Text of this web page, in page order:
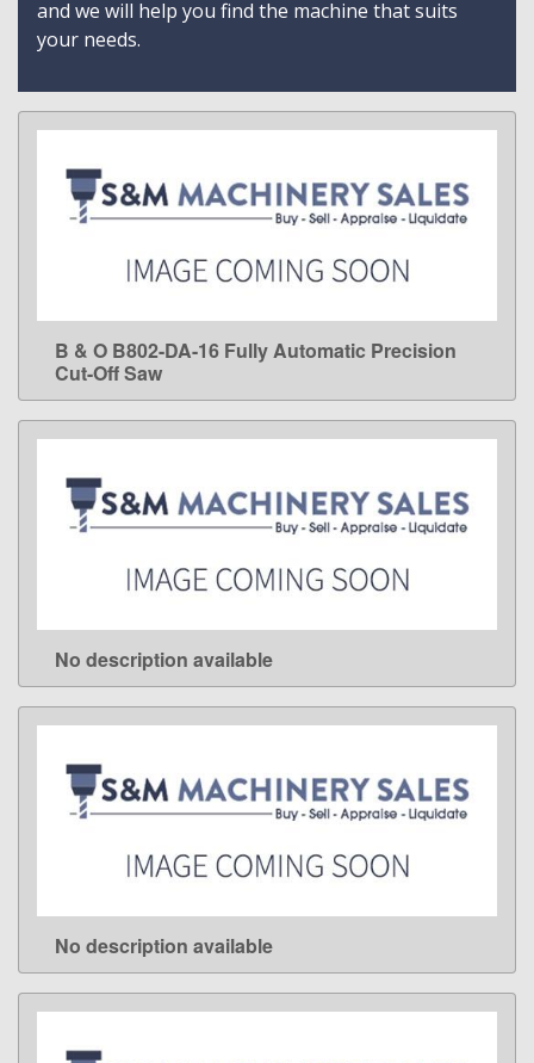
and we will help you find the machine that suits
your needs.
LEARN MORE
B & O B802-DA-16 Fully Automatic Precision
Cut-Off Saw
LEARN MORE
No description available
LEARN MORE
No description available